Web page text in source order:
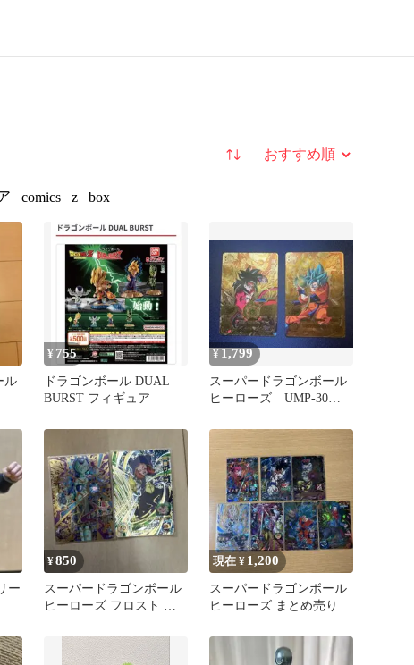
並び替え
comics z box
ル
¥ 755
ドラゴンボール DUAL
BURST フィギュア
¥ 1,799
スーパードラゴンボール
ヒーローズ UMP-30孫
ノ
ー
¥850
スーパードラゴンボール
ヒーローズ フロスト 魔
現在 ¥ 1,200
スーパードラゴンボール
ヒーローズ まとめ売り